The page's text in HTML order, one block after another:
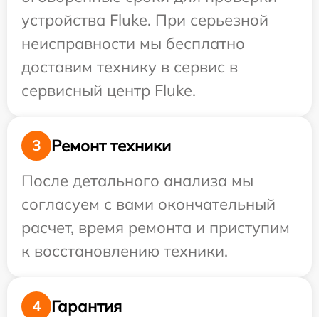
устройства Fluke. При серьезной
неисправности мы бесплатно
доставим технику в сервис в
сервисный центр Fluke.
3
Ремонт техники
После детального анализа мы
согласуем с вами окончательный
расчет, время ремонта и приступим
к восстановлению техники.
4
Гарантия